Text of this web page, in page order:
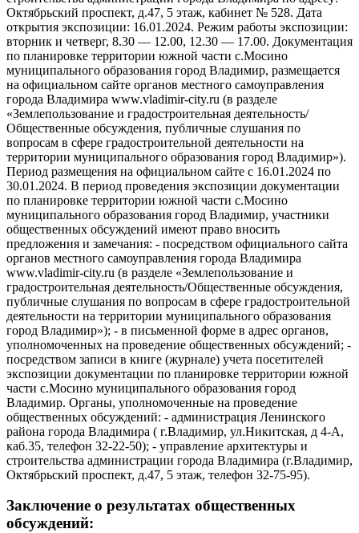
Октябрьский проспект, д.47, 5 этаж, кабинет № 528. Дата
открытия экспозиции: 16.01.2024. Режим работы экспозиции:
вторник и четверг, 8.30 — 12.00, 12.30 — 17.00. Документация
по планировке территории южной части с.Мосино
муниципального образования город Владимир, размещается
на официальном сайте органов местного самоуправления
города Владимира www.vladimir-city.ru (в разделе
«Землепользование и градостроительная деятельность/
Общественные обсуждения, публичные слушания по
вопросам в сфере градостроительной деятельности на
территории муниципального образования город Владимир»).
Период размещения на официальном сайте с 16.01.2024 по
30.01.2024. В период проведения экспозиции документации
по планировке территории южной части с.Мосино
муниципального образования город Владимир, участники
общественных обсуждений имеют право вносить
предложения и замечания: - посредством официального сайта
органов местного самоуправления города Владимира
www.vladimir-city.ru (в разделе «Землепользование и
градостроительная деятельность/Общественные обсуждения,
публичные слушания по вопросам в сфере градостроительной
деятельности на территории муниципального образования
город Владимир»); - в письменной форме в адрес органов,
уполномоченных на проведение общественных обсуждений; -
посредством записи в книге (журнале) учета посетителей
экспозиции документации по планировке территории южной
части с.Мосино муниципального образования город
Владимир. Органы, уполномоченные на проведение
общественных обсуждений: - администрация Ленинского
района города Владимира ( г.Владимир, ул.Никитская, д 4-А,
каб.35, телефон 32-22-50); - управление архитектуры и
строительства администрации города Владимира (г.Владимир,
Октябрьский проспект, д.47, 5 этаж, телефон 32-75-95).
Заключение о результатах общественных
обсуждений: